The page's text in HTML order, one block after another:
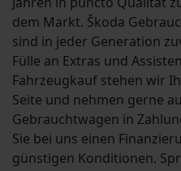
dem Markt. Škoda
sind in jeder Generation
Fülle an Extras und
Fahrzeugkauf stehen wir
Seite und nehmen gerne
Gebrauchtwagen in
Sie bei uns einen
günstigen Konditionen.